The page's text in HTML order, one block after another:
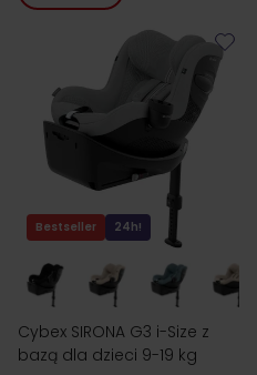
Bestseller 24h!
Cybex SIRONA G3 i-Size z
bazą dla dzieci 9-19 kg